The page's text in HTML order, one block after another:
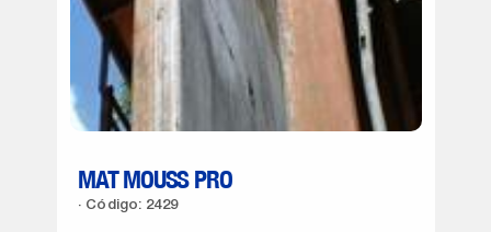
MAT MOUSS PRO
Código: 2429